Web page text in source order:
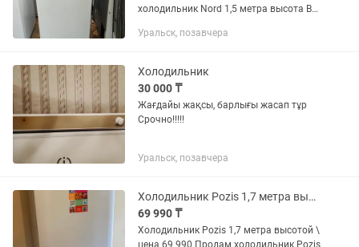
холодильник Nord 1,5 метра высота В
целые, Верх и низ охлаждают в
лишних...
Уральск, позавчера
Холодильник
30 000 ₸
Жағдайы жақсы, барлығы жасап тұр
Срочно!!!!!
Уральск, позавчера
Холодильник Pozis 1,7 метра высотой
69 990 ₸
Холодильник Pozis 1,7 метра высотой \
цена 69 990 Продам холодильник Pozis